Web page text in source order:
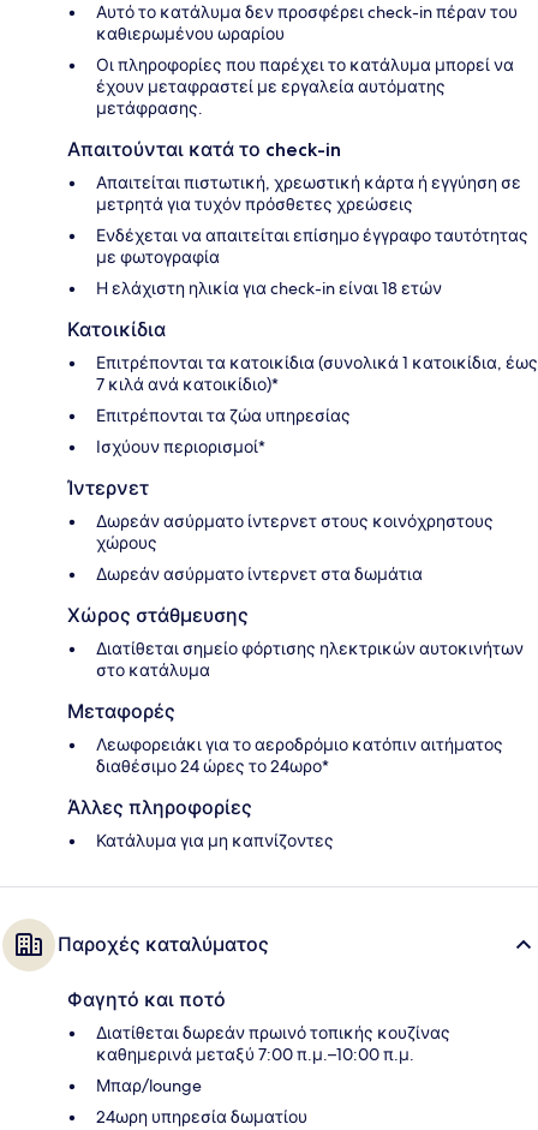
Αυτό το κατάλυμα δεν προσφέρει check-in πέραν του
καθιερωμένου ωραρίου
Οι πληροφορίες που παρέχει το κατάλυμα μπορεί να
έχουν μεταφραστεί με εργαλεία αυτόματης
μετάφρασης.
Απαιτούνται κατά το check-in
Απαιτείται πιστωτική, χρεωστική κάρτα ή εγγύηση σε
μετρητά για τυχόν πρόσθετες χρεώσεις
Ενδέχεται να απαιτείται επίσημο έγγραφο ταυτότητας
με φωτογραφία
Η ελάχιστη ηλικία για check-in είναι 18 ετών
Κατοικίδια
Επιτρέπονται τα κατοικίδια (συνολικά 1 κατοικίδια, έως
7 κιλά ανά κατοικίδιο)*
Επιτρέπονται τα ζώα υπηρεσίας
Ισχύουν περιορισμοί*
Ίντερνετ
Δωρεάν ασύρματο ίντερνετ στους κοινόχρηστους
χώρους
Δωρεάν ασύρματο ίντερνετ στα δωμάτια
Χώρος στάθμευσης
Διατίθεται σημείο φόρτισης ηλεκτρικών αυτοκινήτων
στο κατάλυμα
Μεταφορές
Λεωφορειάκι για το αεροδρόμιο κατόπιν αιτήματος
διαθέσιμο 24 ώρες το 24ωρο*
Άλλες πληροφορίες
Κατάλυμα για μη καπνίζοντες
Παροχές καταλύματος
Φαγητό και ποτό
Διατίθεται δωρεάν πρωινό τοπικής κουζίνας
καθημερινά μεταξύ 7:00 π.μ.–10:00 π.μ.
Μπαρ/lounge
24ωρη υπηρεσία δωματίου